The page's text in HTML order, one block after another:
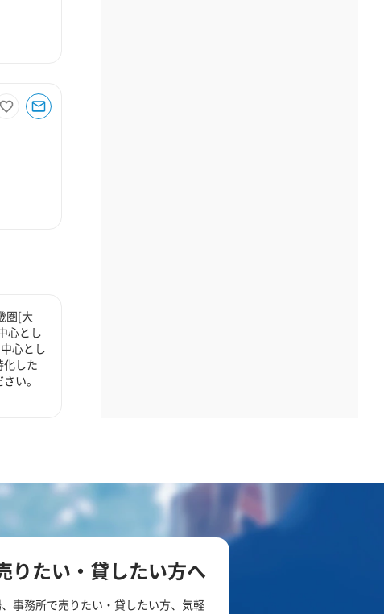
圏[大
心とし
心とし
化した
い。
りたい・貸したい方へ
事務所で売りたい・貸したい方、気軽